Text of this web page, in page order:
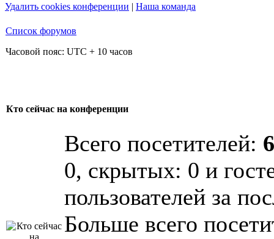
Удалить cookies конференции | Наша команда
Список форумов
Часовой пояс: UTC + 10 часов
Кто сейчас на конференции
Всего посетителей:
0, скрытых: 0 и
пользователей за
Больше всего